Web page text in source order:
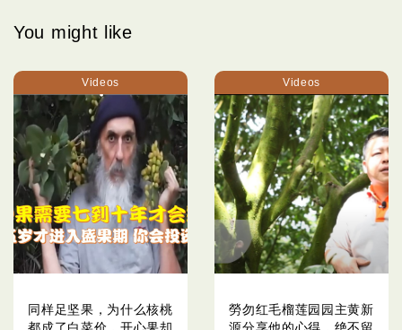
You might like
Videos
同样足坚果，为什么核桃
Videos
勞勿红毛榴莲园园主黄新